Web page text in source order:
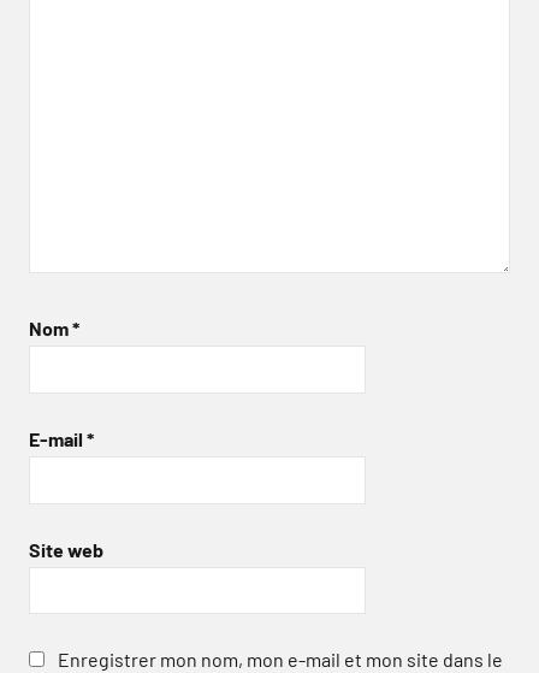
Nom*
E-mail *
Site web
Enregistrer mon nom, mon e-mail et mon site dans le